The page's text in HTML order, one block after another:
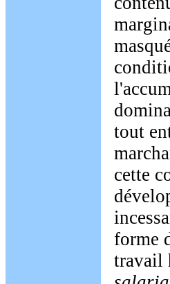
tout
cette
forme
travail